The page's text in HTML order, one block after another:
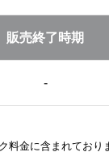
販売終了時期
-
料金に含まれており